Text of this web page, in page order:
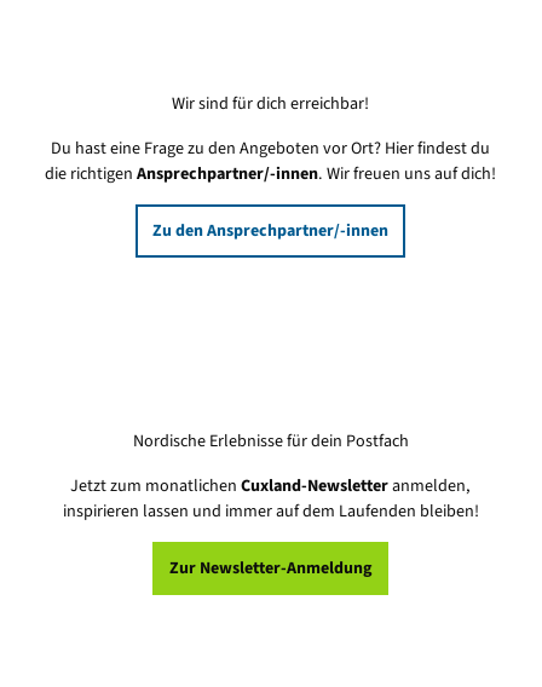
Wir sind für dich erreichbar!
Du hast eine Frage zu den Angeboten vor Ort? Hier findest du
die richtigenAnsprechpartner/-innen. Wir freuen uns auf dich!
Zu den Ansprechpartner/-innen
Nordische Erlebnisse für dein Postfach
Jetzt zum monatlichenCuxland-Newsletteranmelden,
inspirieren lassen und immer auf dem Laufenden bleiben!
Zur Newsletter-Anmeldung